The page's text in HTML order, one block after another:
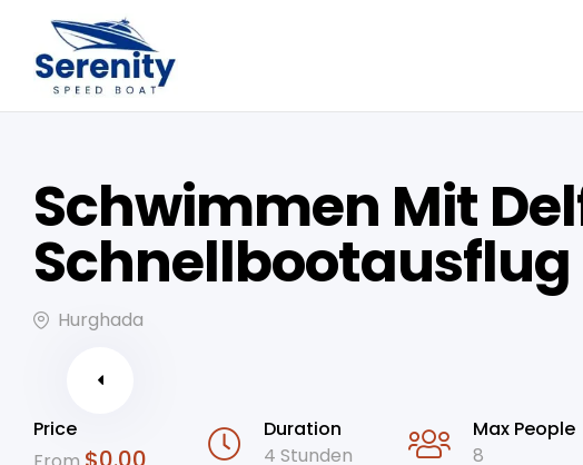
Schwimmen Mit
Hurghada
Price
Duration
4 Stunden
Max People
8